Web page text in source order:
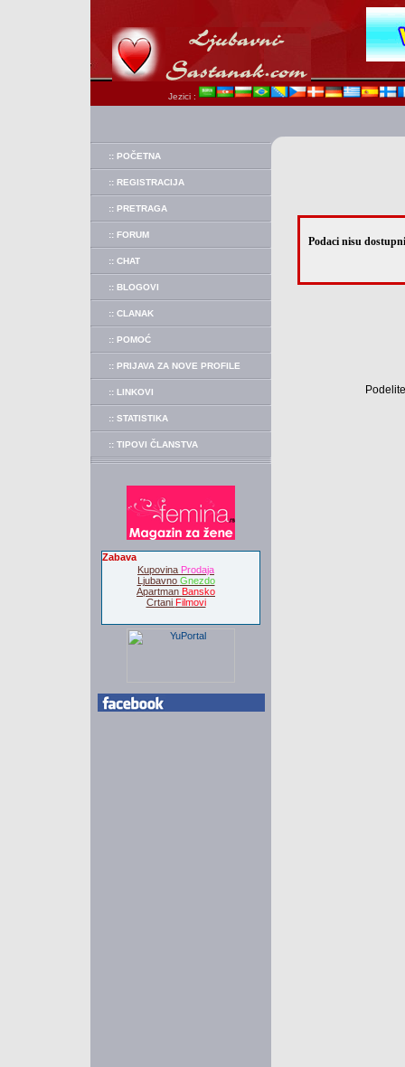
Jezici :
:: POČETNA
:: REGISTRACIJA
:: PRETRAGA
:: FORUM
:: CHAT
:: BLOGOVI
:: CLANAK
:: POMOĆ
:: PRIJAVA ZA NOVE PROFILE
:: LINKOVI
:: STATISTIKA
:: TIPOVI ČLANSTVA
Zabava
Kupovina Prodaja
Ljubavno Gnezdo
Apartman Bansko
Crtani Filmovi
Podaci nisu